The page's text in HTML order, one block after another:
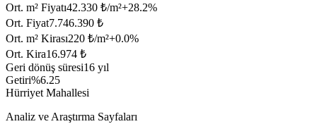
Ort. m² Fiyatı42.330 ₺/m²+28.2%
Ort. Fiyat7.746.390 ₺
Ort. m² Kirası220 ₺/m²+0.0%
Ort. Kira16.974 ₺
Geri dönüş süresi16 yıl
Getiri%6.25
Hürriyet Mahallesi
Analiz ve Araştırma Sayfaları